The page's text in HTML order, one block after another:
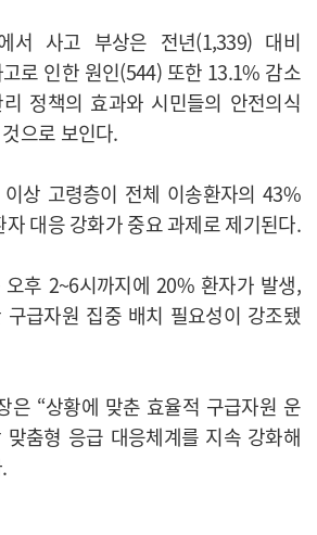
서 사고 부상은 전년(1,339) 대비
로 인한 원인(544) 또한 13.1% 감소
정책의 효과와 시민들의 안전의식
으로 보인다.
상 고령층이 전체 이송환자의 43%
대응 강화가 중요 과제로 제기된다.
후 2~6시까지에 20% 환자가 발생,
급자원 집중 배치 필요성이 강조됐
은 “상황에 맞춘 효율적 구급자원 운
춤형 응급 대응체계를 지속 강화해